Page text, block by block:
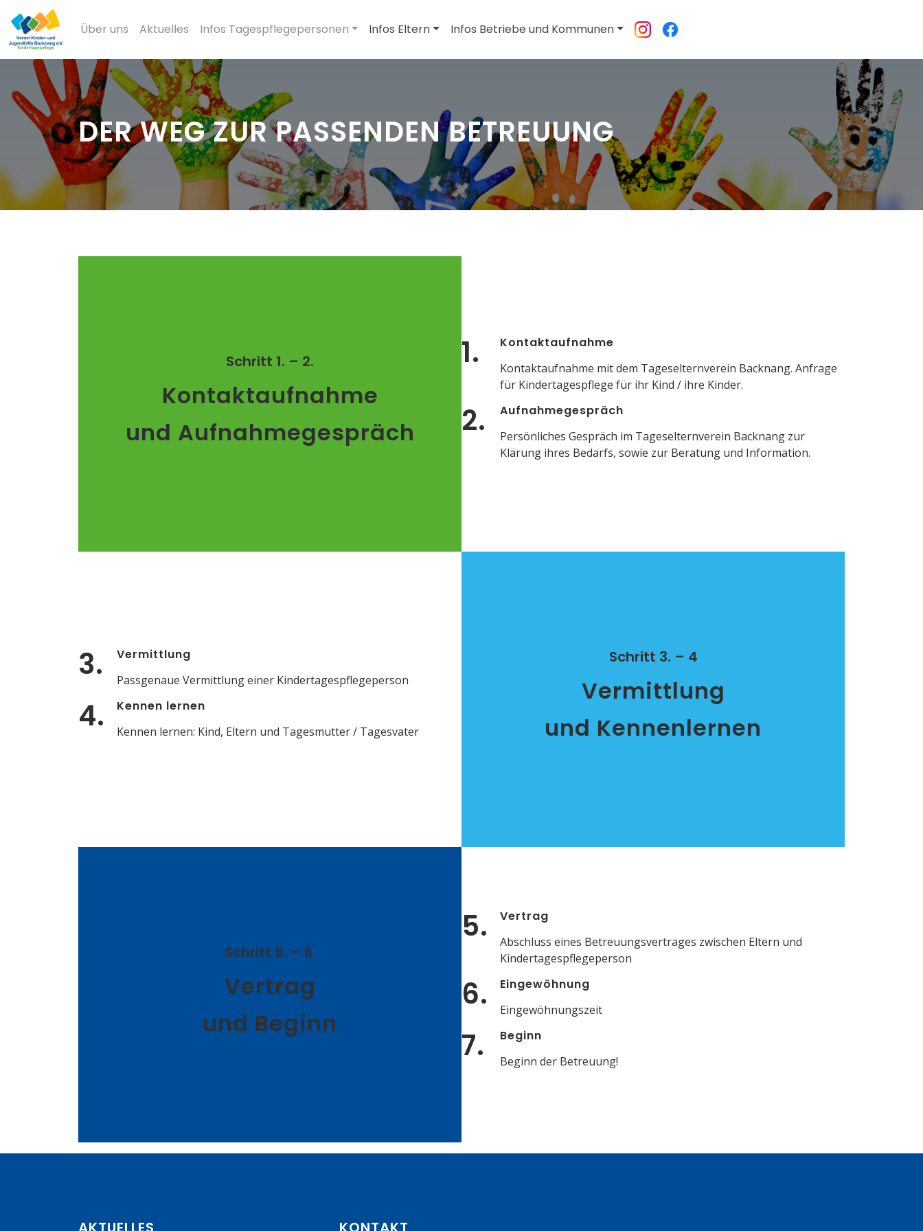
Über uns Aktuelles Infos Tagespflegepersonen Infos Eltern Infos Betriebe und Kommunen
DER WEG ZUR PASSENDEN BETREUUNG
Schritt 1. – 2.
Kontaktaufnahme
und Aufnahmegespräch
1. Kontaktaufnahme
Kontaktaufnahme mit dem Tageselternverein Backnang. Anfrage
für Kindertagespflege für ihr Kind / ihre Kinder.
2. Aufnahmegespräch
Persönliches Gespräch im Tageselternverein Backnang zur
Klärung ihres Bedarfs, sowie zur Beratung und Information.
3. Vermittlung
Passgenaue Vermittlung einer Kindertagespflegeperson
4. Kennen lernen
Kennen lernen: Kind, Eltern und Tagesmutter / Tagesvater
Schritt 3. – 4
Vermittlung
und Kennenlernen
Schritt 5. – 6.
Vertrag
und Beginn
5. Vertrag
Abschluss eines Betreuungsvertrages zwischen Eltern und
Kindertagespflegeperson
6. Eingewöhnung
Eingewöhnungszeit
7. Beginn
Beginn der Betreuung!